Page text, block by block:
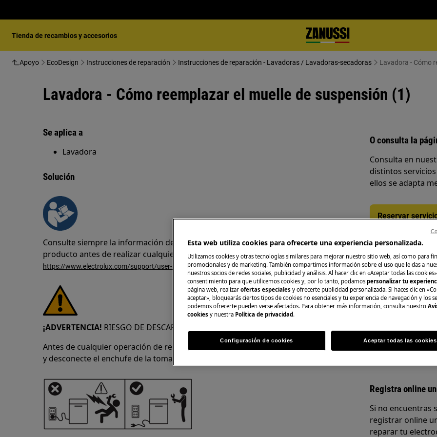
Tienda de recambios y accesorios
Apoyo EcoDesign Instrucciones de reparación Instrucciones de reparación - Lavadoras / Lavadoras-secadoras Lavadora - Cómo
Lavadora - Cómo reemplazar el muelle de suspensión (1)
Se aplica a
Lavadora
Solución
Consulte siempre la información de seguridad del manual de usuario de su
producto antes de realizar cualquier operación de reparación o mantenimiento.
https://www.electrolux.com/support/user-manuals/
¡ADVERTENCIA! RIESGO DE DESCARGA ELÉCTRICA
Antes de cualquier operación de reparación o mantenimiento, desactive el aparato
y desconecte el enchufe de la toma de corriente.
O consulta la
Consulta en
distintos
ellos se adapta
Reservar
Repuestos y
Encuentra
electrodoméstico
recíbelos
A la tienda en
Registra online
Si no encuentras
registrar online
reparar tu
Esta web utiliza cookies para ofrecerte una experiencia personalizada.
Utilizamos cookies y otras tecnologías similares para mejorar nuestro sitio web, así como para
promocionales y de marketing. También compartimos información sobre el uso que le das a
nuestros socios de redes sociales, publicidad y análisis. Al hacer clic en «Aceptar todas las
consentimiento para que utilicemos cookies y, por lo tanto, podamos personalizar tu
página web, realizar ofertas especiales y ofrecerte publicidad personalizada. Si haces clic en
aceptar», bloquearás ciertos tipos de cookies no esenciales y tu experiencia de navegación y los
podemos ofrecerte pueden verse afectados. Para obtener más información, consulta nuestro
cookies y nuestra Política de privacidad.
Configuración de cookies Aceptar todas las cookies